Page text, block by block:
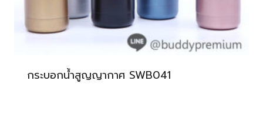
กระบอกน้ำสูญญากาศ SWB041